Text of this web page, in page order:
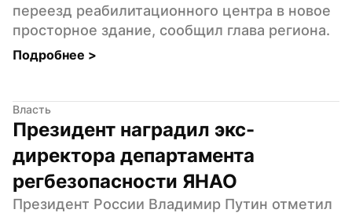
переезд реабилитационного центра в новое
просторное здание, сообщил глава региона.
Подробнее >
Власть
Президент наградил экс-
директора департамента
регбезопасности ЯНАО
Президент России Владимир Путин отметил